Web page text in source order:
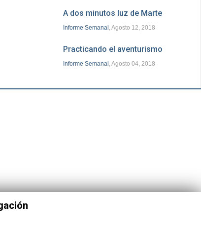
A dos minutos luz de Marte
Informe Semanal , Agosto 12, 2018
Practicando el aventurismo
Informe Semanal , Agosto 04, 2018